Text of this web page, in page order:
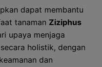
dapat membantu
tanaman Ziziphus
upaya menjaga
holistik, dengan
dan